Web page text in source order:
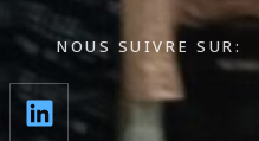
NOUS SUIVRE SUR: